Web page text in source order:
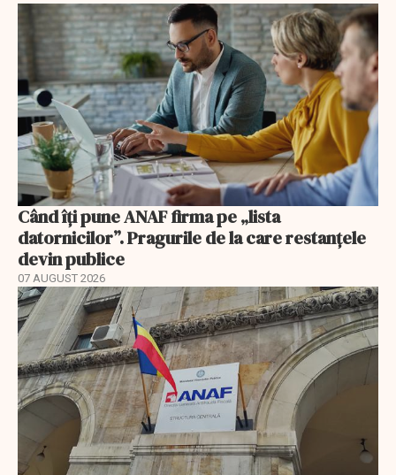
Când îți pune ANAF firma pe „lista
datornicilor”. Pragurile de la care restanțele
devin publice
07 AUGUST 2026